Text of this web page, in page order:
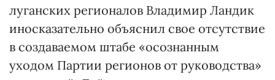
луганских регионалов Владимир Ландик
иносказательно объяснил свое отсутствие
в создаваемом штабе «осознанным
уходом Партии регионов от руководства»